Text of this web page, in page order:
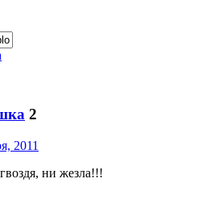
2
2011
ни жезла!!!